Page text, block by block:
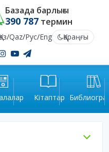
Базада барлығы
390 787термин
/Qaz/Рус/Eng
Қараңғы
Кітаптар